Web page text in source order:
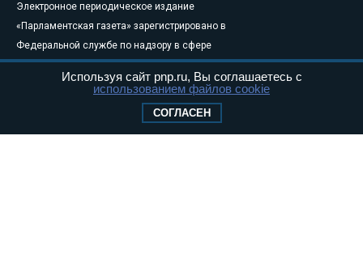
Электронное периодическое издание
«Парламентская газета» зарегистрировано в
Федеральной службе по надзору в сфере
связи, информационных технологий и
массовых коммуникаций (Роскомнадзор) 05
Свидетельство о регистрации Эл № ФС77-
Используя сайт pnp.ru, Вы соглашаетесь с
использованием файлов cookie
СОГЛАСЕН